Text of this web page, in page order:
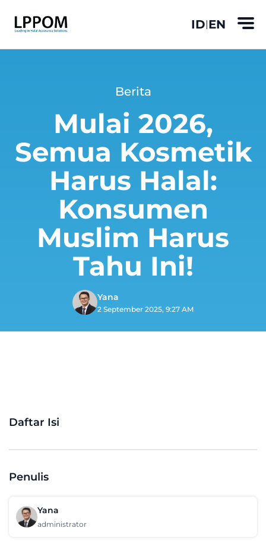
ID|EN
Berita
Mulai 2026,
Semua Kosmetik
Harus Halal:
Konsumen
Muslim Harus
Tahu Ini!
Yana
2 September 2025, 9:27 AM
Daftar Isi
Penulis
Yana
administrator